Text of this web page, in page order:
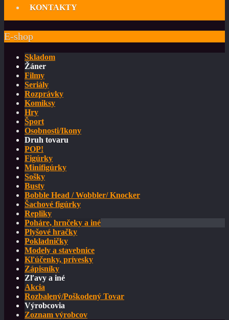
KONTAKTY
E-shop
Skladom
Žáner
Filmy
Seriály
Rozprávky
Komiksy
Hry
Šport
Osobnosti/Ikony
Druh tovaru
POP!
Figúrky
Minifigúrky
Sošky
Busty
Bobble Head / Wobbler/ Knocker
Šachové figúrky
Repliky
Poháre, hrnčeky a iné
Plyšové hračky
Pokladničky
Modely a stavebnice
Kľúčenky, prívesky
Zápisníky
Zľavy a iné
Akcia
Rozbalený/Poškodený Tovar
Výrobcovia
Zoznam výrobcov